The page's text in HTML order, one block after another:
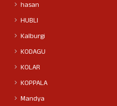
hasan
HUBLI
Kalburgi
KODAGU
KOLAR
KOPPALA
Mandya